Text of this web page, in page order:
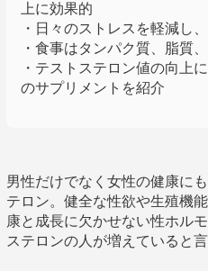
上に効果的
・日々のストレスを軽減し
・食事はタンパク質、脂質
・テストステロン値の向上
のサプリメントを紹介
男性だけでなく女性の健康に
テロン。健全な性欲や生殖機
康と成長に欠かせない性ホル
ステロンの人が増えていると